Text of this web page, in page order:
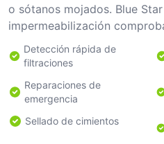
o sótanos mojados. Blue
impermeabilización
Detección rápida de
filtraciones
Reparaciones de
emergencia
Sellado de cimientos